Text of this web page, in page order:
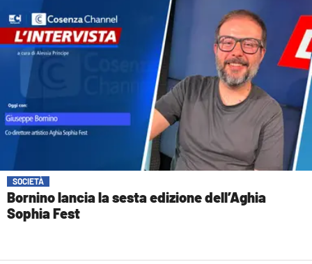
SOCIETÀ
Bornino lancia la sesta edizione dell’Aghia
Sophia Fest